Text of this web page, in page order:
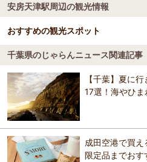
長者町駅
江見駅
太海駅
三井アウトレットパーク 幕張
三井アウトレットパーク 木更津
イクスピアリ
ZOZOマリンスタジアム
勝浦・鴨川
木更津・君津・富津
館山・南房総
九十九里・銚子
ＨＯＴＥＬ Ｒ９ Ｔｈ
伊勢えび・あわびが専
勝浦ヒルトップホテル＆
南房総 勝浦 翠海
養老温泉 黒湯の宿 嵯
伊勢えび・あわびが専門
勝浦ヒルトップホテル＆
旅館＆グランピングリゾ
三日月シーパークホテル
海味の宿 ひのでや
年間民宿チャイナ
御宿海楽
三日月イン
安房天津駅周辺の観光情報
おすすめの観光スポット
愛宕山
3.6
房総の最高峰で海にも近く，眺望がす
現在、新型コロナウィルス感染拡大防
角点見学及び受付を中止しています。
おす
千葉県のじゃらんニュース関連記事
【千葉】夏に
17選！海やひ
成田空港で買
限定品までおす